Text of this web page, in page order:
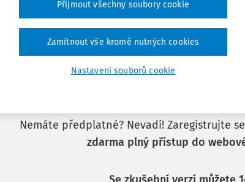
Tento dokument
Nemáte předplatné? Nevadí! Zaregistrujte
zdarma plný přístup do
Nastavení souborů cookie
Zamítnout vše kromě nutných cookies
Přijmout všechny soubory cookie